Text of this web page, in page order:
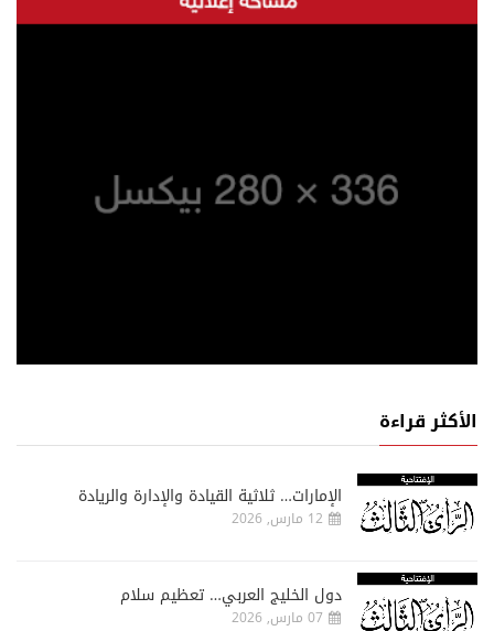
الأكثر قراءة
الإمارات… ثلاثية القيادة والإدارة والريادة
12 مارس, 2026
دول الخليج العربي… تعظيم سلام
07 مارس, 2026